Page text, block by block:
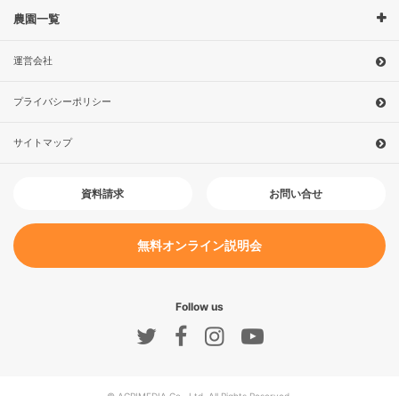
農園一覧
運営会社
プライバシーポリシー
サイトマップ
資料請求 お問い合せ
無料オンライン説明会
Follow us